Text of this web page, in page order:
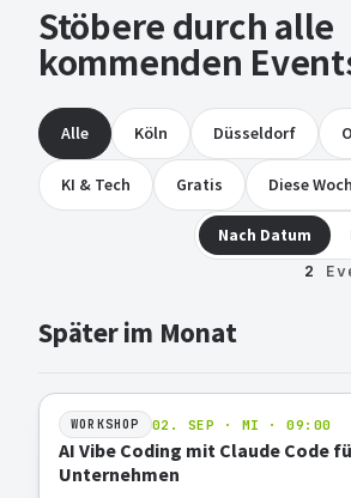
Stöbere durch alle
kommenden
Alle Köln Düsseldorf
KI & Tech Gratis Diese
Nach Datum
2
Später im Monat
WORKSHOP 02. SEP · MI · 09:00
AI Vibe Coding mit Claude Code
Unternehmen